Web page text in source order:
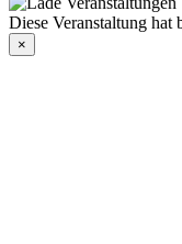
Diese Veranstaltung hat
×